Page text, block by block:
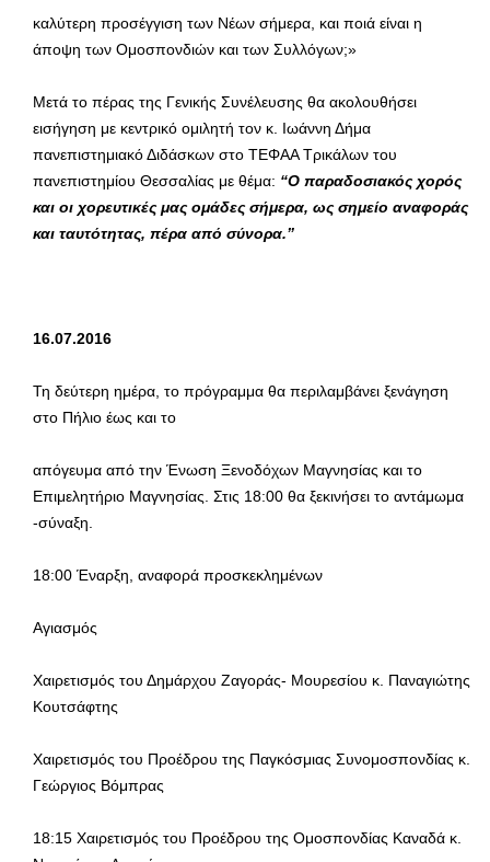
καλύτερη προσέγγιση των Νέων σήμερα, και ποιά είναι η
άποψη των Ομοσπονδιών και των Συλλόγων;»
Μετά το πέρας της Γενικής Συνέλευσης θα ακολουθήσει
εισήγηση με κεντρικό ομιλητή τον κ. Ιωάννη Δήμα
πανεπιστημιακό Διδάσκων στο ΤΕΦΑΑ Τρικάλων του
πανεπιστημίου Θεσσαλίας με θέμα: “Ο παραδοσιακός χορός
και οι χορευτικές μας ομάδες σήμερα, ως σημείο αναφοράς
και ταυτότητας, πέρα από σύνορα.”
16.07.2016
Τη δεύτερη ημέρα, το πρόγραμμα θα περιλαμβάνει ξενάγηση
στο Πήλιο έως και το
απόγευμα από την Ένωση Ξενοδόχων Μαγνησίας και το
Επιμελητήριο Μαγνησίας. Στις 18:00 θα ξεκινήσει το αντάμωμα
-σύναξη.
18:00 Έναρξη, αναφορά προσκεκλημένων
Αγιασμός
Χαιρετισμός του Δημάρχου Ζαγοράς- Μουρεσίου κ. Παναγιώτης
Κουτσάφτης
Χαιρετισμός του Προέδρου της Παγκόσμιας Συνομοσπονδίας κ.
Γεώργιος Βόμπρας
18:15 Χαιρετισμός του Προέδρου της Ομοσπονδίας Καναδά κ.